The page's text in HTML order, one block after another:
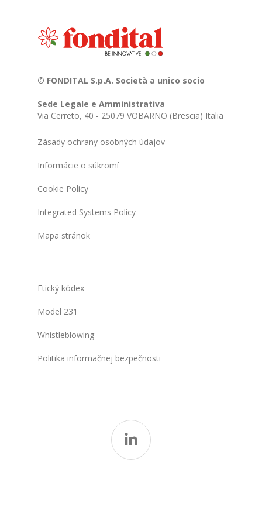
© FONDITAL S.p.A. Società a unico socio
Sede Legale e Amministrativa
Via Cerreto, 40 - 25079 VOBARNO (Brescia) Italia
Zásady ochrany osobných údajov
Informácie o súkromí
Cookie Policy
Integrated Systems Policy
Mapa stránok
Etický kódex
Model 231
Whistleblowing
Politika informačnej bezpečnosti